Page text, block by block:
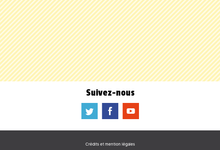
Suivez-nous
a b f
Crédits et mention légales